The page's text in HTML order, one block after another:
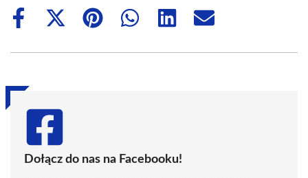
Share
Share
(Twitter)
Share
Share
Share
Share
Dołącz do nas na Facebooku!